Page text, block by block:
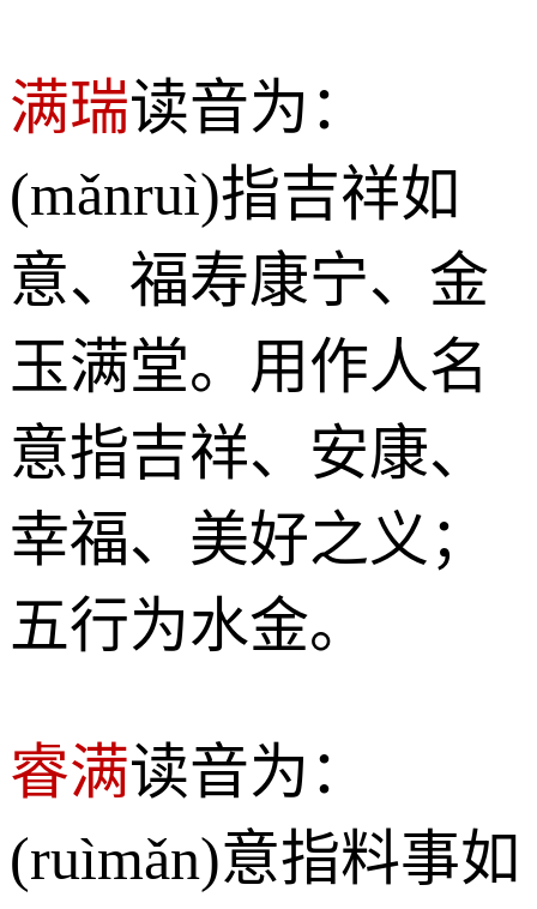
满瑞读音为：
(mǎnruì)指吉祥如
意、福寿康宁、金
玉满堂。用作人名
意指吉祥、安康、
幸福、美好之义；
五行为水金。
睿满读音为：
(ruìmǎn)意指料事如